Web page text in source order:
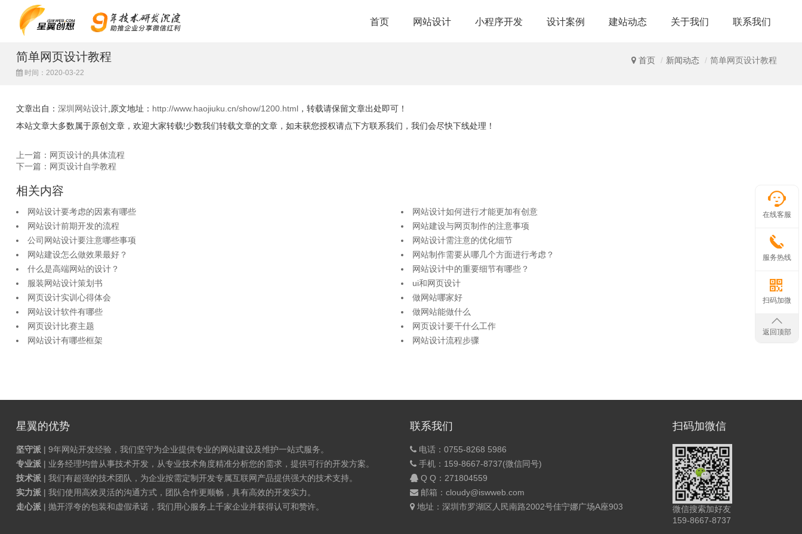
首页 网站设计 小程序开发 设计案例 建站动态 关于我们 联系我们
首页 新闻动态 简单网页设计教程
简单网页设计教程
时间：2020-03-22
文章出自： 深圳网站设计 ,原文地址： http://www.haojiuku.cn/show/1200.html ，转载请保留文章出处即可！
本站文章大多数属于原创文章，欢迎大家转载!少数我们转载文章的文章，如未获您授权请点下方联系我们，我们会尽快下线处理！
上一篇：网页设计的具体流程
下一篇：网页设计自学教程
相关内容
网站设计要考虑的因素有哪些
网站设计如何进行才能更加有创意
网站设计前期开发的流程
网站建设与网页制作的注意事项
公司网站设计要注意哪些事项
网站设计需注意的优化细节
网站建设怎么做效果最好？
网站制作需要从哪几个方面进行考虑？
什么是高端网站的设计？
网站设计中的重要细节有哪些？
服装网站设计策划书
ui和网页设计
网页设计实训心得体会
做网站哪家好
网站设计软件有哪些
做网站能做什么
网页设计比赛主题
网页设计要干什么工作
网站设计有哪些框架
网站设计流程步骤
星翼的优势
坚守派 | 9年网站开发经验，我们坚守为企业提供专业的网站建设及维护一站式服务。
专业派 | 业务经理均曾从事技术开发，从专业技术角度精准分析您的需求，提供可行的开发方案。
技术派 | 我们有超强的技术团队，为企业按需定制开发专属互联网产品提供强大的技术支持。
实力派 | 我们使用高效灵活的沟通方式，团队合作更顺畅，具有高效的开发实力。
走心派 | 抛开浮夸的包装和虚假承诺，我们用心服务上千家企业并获得认可和赞许。
联系我们
电话：0755-8268 5986
手机：159-8667-8737(微信同号)
Q Q： 271804559
邮箱：cloudy@iswweb.com
地址：深圳市罗湖区人民南路2002号佳宁娜广场A座903
扫码加微信
微信搜索加好友
159-8667-8737
在线客服
服务热线
扫码加微
返回顶部